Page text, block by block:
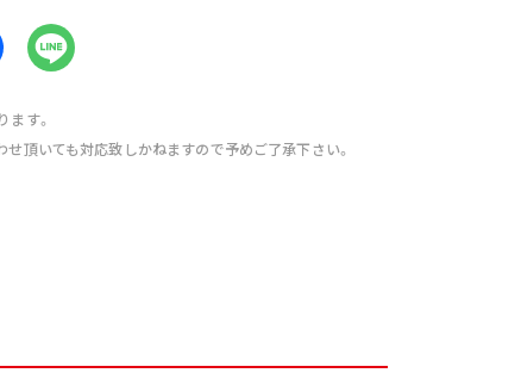
す。
頂いても対応致しかねますので予めご了承下さい。